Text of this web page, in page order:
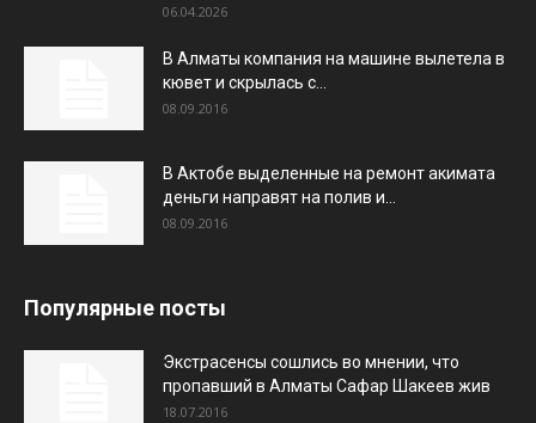
06.04.2026
В Алматы компания на машине вылетела в
кювет и скрылась с...
08.09.2016
В Актобе выделенные на ремонт акимата
деньги направят на полив и...
08.09.2016
Популярные посты
Экстрасенсы сошлись во мнении, что
пропавший в Алматы Сафар Шакеев жив
18.07.2016